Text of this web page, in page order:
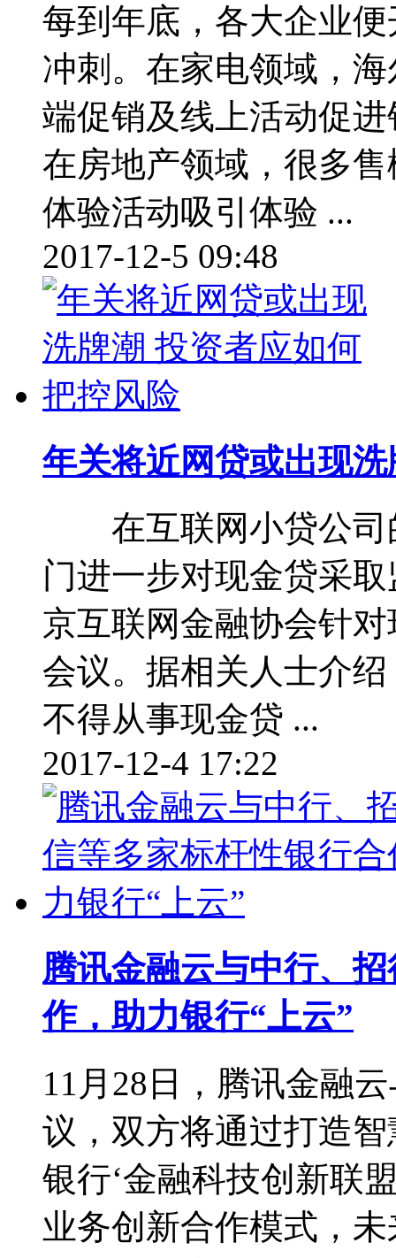
每到年底，各大企业
冲刺。在家电领域，
端促销及线上活动促
在房地产领域，很多
体验活动吸引体验 ...
2017-12-5 09:48
年关将近网贷或出现
在互联网小贷公司
门进一步对现金贷采
京互联网金融协会针
会议。据相关人士介
不得从事现金贷 ...
2017-12-4 17:22
腾讯金融云与中行、
作，助力银行“上云”
11月28日，腾讯金融
议，双方将通过打造
银行‘金融科技创新联
业务创新合作模式，